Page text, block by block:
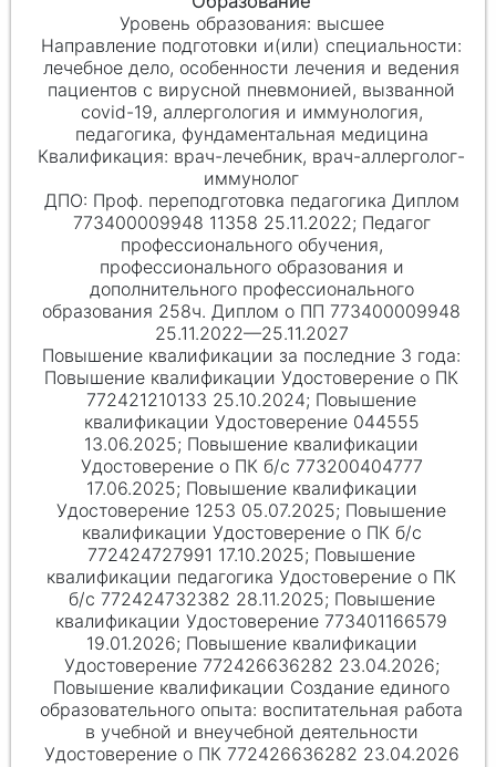
высшее
лечебное дело, особенности лечения и ведения
пациентов с вирусной пневмонией, вызванной
covid-19, аллергология и иммунология,
педагогика, фундаментальная медицина
врач-лечебник, врач-аллерголог-
иммунолог
Проф. переподготовка педагогика Диплом
773400009948 11358 25.11.2022; Педагог
профессионального обучения,
профессионального образования и
дополнительного профессионального
образования 258ч. Диплом о ПП 773400009948
25.11.2022—25.11.2027
Повышение квалификации Удостоверение о ПК
772421210133 25.10.2024; Повышение
квалификации Удостоверение 044555
13.06.2025; Повышение квалификации
Удостоверение о ПК б/с 773200404777
17.06.2025; Повышение квалификации
Удостоверение 1253 05.07.2025; Повышение
квалификации Удостоверение о ПК б/с
772424727991 17.10.2025; Повышение
квалификации педагогика Удостоверение о ПК
б/с 772424732382 28.11.2025; Повышение
квалификации Удостоверение 773401166579
19.01.2026; Повышение квалификации
Удостоверение 772426636282 23.04.2026;
Повышение квалификации Создание единого
образовательного опыта: воспитательная работа
в учебной и внеучебной деятельности
Удостоверение о ПК 772426636282 23.04.2026